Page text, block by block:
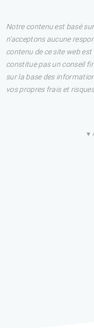
Notre contenu est basé
n'acceptons aucune
contenu de ce site web
constitue pas un conseil
sur la base des
vos propres frais et
▼